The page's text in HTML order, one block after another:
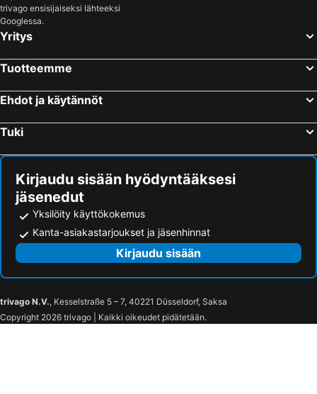
Skala Hotel
Levantes Ios Boutique Hotel
Flisvos Hotel
Marcos Beach
Athena Rooms
Ios Plage
Four Seasons Rooms & Apartments
trivago ensisijaiseksi lähteeksi
Googlessa.
Yritys
Tuotteemme
Ehdot ja käytännöt
Tuki
Kirjaudu sisään hyödyntääksesi
jäsenedut
Yksilöity käyttökokemus
Kanta-asiakastarjoukset ja jäsenhinnat
Kirjaudu sisään
trivago N.V., Kesselstraße 5 – 7, 40221 Düsseldorf, Saksa
Copyright 2026 trivago | Kaikki oikeudet pidätetään.